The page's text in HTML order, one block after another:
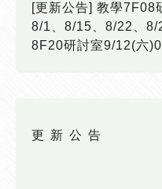
[更新公告] 教學7F08
8/1、8/15、8/22、
8F20研討室9/12(六
更 新 公 告